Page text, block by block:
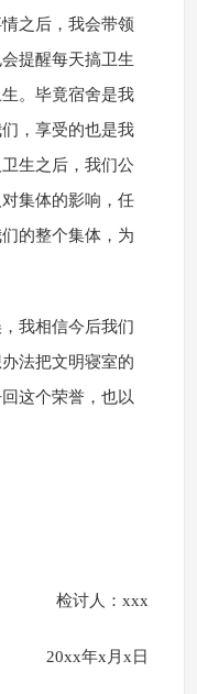
之后，我会带领
提醒每天搞卫生
。毕竟宿舍是我
，享受的也是我
生之后，我们公
集体的影响，任
的整个集体，为
我相信今后我们
法把文明寝室的
这个荣誉，也以
检讨人：xxx
20xx年x月x日